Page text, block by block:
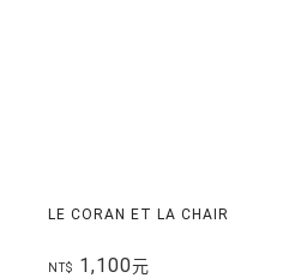
LE CORAN ET LA CHAIR
NT$ 1,100元